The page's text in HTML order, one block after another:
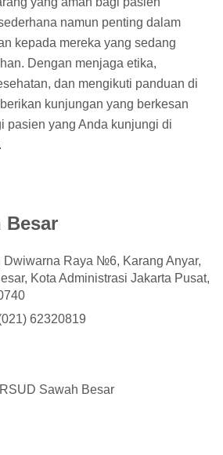
namun penting dalam
kepada mereka yang sedang
Dengan menjaga etika,
dan mengikuti panduan di
kunjungan yang berkesan
pasien yang Anda kunjungi di
Besar
Dwiwarna Raya №6, Karang Anyar,
Kota Administrasi Jakarta Pusat,
62320819
Sawah Besar